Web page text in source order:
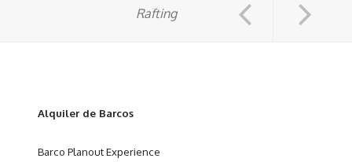
Rafting
Alquiler de Barcos
Barco Planout Experience